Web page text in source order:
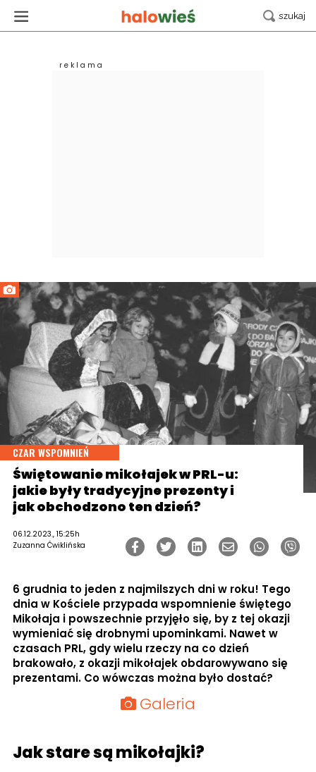
CZAR WSPOMNIEŃ
Świętowanie mikołajek w PRL-u:
jakie były tradycyjne prezenty i
jak obchodzono ten dzień?
06.12.2023., 15:25h
Zuzanna Ćwiklińska
6 grudnia to jeden z najmilszych dni w roku! Tego
dnia w Kościele przypada wspomnienie świętego
Mikołaja i powszechnie przyjęło się, by z tej okazji
wymieniać się drobnymi upominkami. Nawet w
czasach PRL, gdy wielu rzeczy na co dzień
brakowało, z okazji mikołajek obdarowywano się
prezentami. Co wówczas można było dostać?
Galeria
Jak stare są mikołajki?